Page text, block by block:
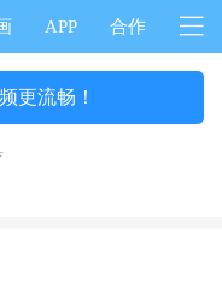
APP 合作
更流畅！